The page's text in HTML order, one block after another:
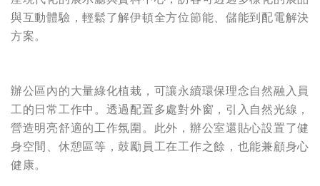
與互動體驗，輕鬆了解伊頓全方位節能、儲能到配電解決
方案。
辦公區內的大量綠化植栽，可讓永續環保理念自然融入員
工的日常工作中。透過配置多處對外窗，引入自然光線，
營造明亮舒適的工作氛圍。此外，辦公室還貼心設置了健
身空間、休憩區等，鼓勵員工在工作之餘，也能兼顧身心
健康。